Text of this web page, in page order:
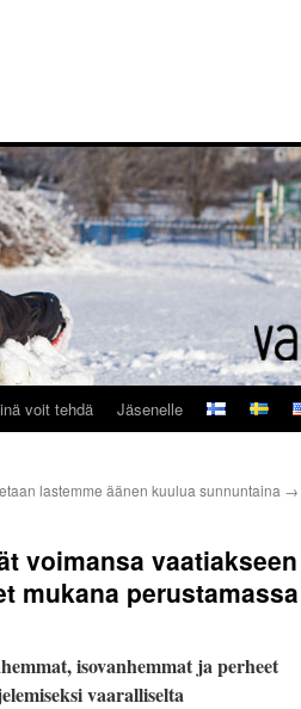
voit tehdä Jäsenelle
lastemme äänen kuulua sunnuntaina →
voimansa vaatiakseen
mukana perustamassa
isovanhemmat ja perheet
vaaralliselta